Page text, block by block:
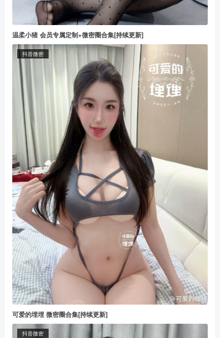
温柔小猪 会员专属定制+微密圈合集[持续更新]
抖音微密
可爱的埋埋 微密圈合集[持续更新]
抖音微密